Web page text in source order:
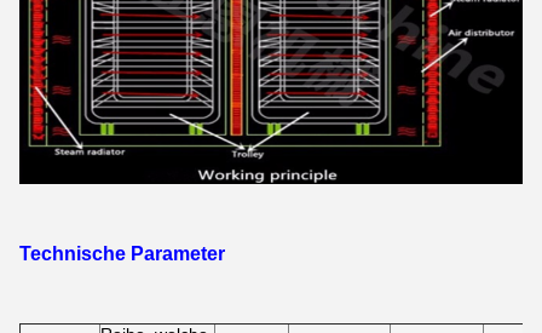
Technische Parameter